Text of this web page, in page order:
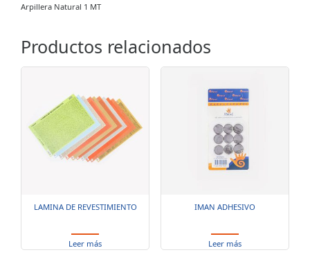
Arpillera Natural 1 MT
Productos relacionados
LAMINA DE REVESTIMIENTO
Leer más
IMAN ADHESIVO
Leer más